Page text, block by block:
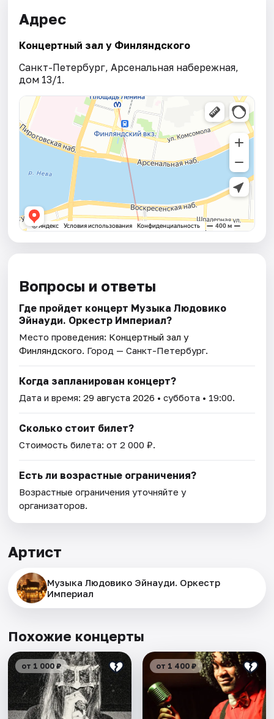
Адрес
Концертный зал у Финляндского
Санкт-Петербург, Арсенальная набережная,
дом 13/1.
Вопросы и ответы
Где пройдет концерт Музыка Людовико
Эйнауди. Оркестр Империал?
Место проведения: Концертный зал у
Финляндского. Город — Санкт-Петербург.
Когда запланирован концерт?
Дата и время:29 августа 2026 • суббота • 19:00.
Сколько стоит билет?
Стоимость билета: от 2 000 ₽.
Есть ли возрастные ограничения?
Возрастные ограничения уточняйте у
организаторов.
Артист
Музыка Людовико Эйнауди. Оркестр
Империал
Похожие концерты
от 1 000 ₽ от 1 400 ₽